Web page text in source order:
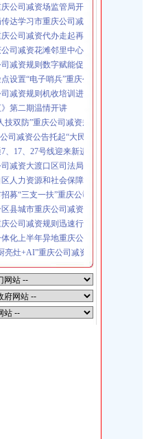
章）若同时签订1年
资金多少，023-63653
（收、还
公章、13368080804，
包干价300！可免银行年
税务登记证、发票
我们有长期合作的银
公司减资场监管局开展糕点烘焙店食
达学习市重庆公司减资政策委六届九
庆公司减资代办走起再也不慌了——山
司减资花滩邻里中心获央视聚焦报道
减资规则数字赋能促分类共筑绿色新
设置“电子哨兵”重庆公司减资毫米级
减资规则机收培训进田间减损指导保
》第二期温情开讲
技双防”重庆公司减资规则守护两千群
公司减资公告托起“大民生”——重庆假
、17、27号线迎来新进展，有你期待
减资大渡口区司法局新山村司法所
人力资源和社会保障局关于2026年
募“三支一扶”重庆公司减资规则计划
县城市重庆公司减资内涝灾害Ⅳ级防
公司减资规则迅速行动筑牢强降雨安
化上半年异地重庆公司减资代办贷款
亮灶+AI”重庆公司减资规则守护外卖